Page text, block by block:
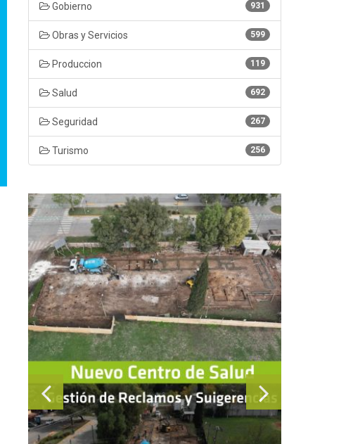
931
Gobierno
599
Obras y Servicios
119
Produccion
692
Salud
267
Seguridad
256
Turismo